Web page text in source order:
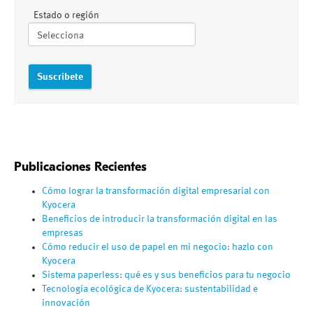
Estado o región
Publicaciones Recientes
Cómo lograr la transformación digital empresarial con
Kyocera
Beneficios de introducir la transformación digital en las
empresas
Cómo reducir el uso de papel en mi negocio: hazlo con
Kyocera
Sistema paperless: qué es y sus beneficios para tu negocio
Tecnología ecológica de Kyocera: sustentabilidad e
innovación